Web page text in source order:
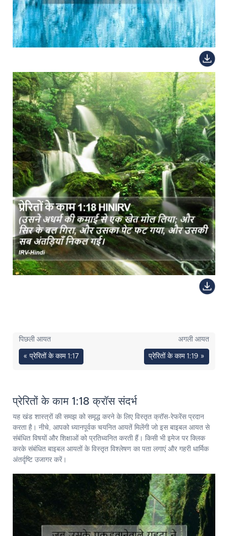
पिछली आयत
« प्रेरितों के काम 1:17
अगली आयत
प्रेरितों के काम 1:19 »
प्रेरितों के काम 1:18 क्रॉस संदर्भ
यह खंड शास्त्रों की समझ को समृद्ध करने के लिए विस्तृत क्रॉस-रेफरेंस प्रदान
करता है। नीचे, आपको ध्यानपूर्वक चयनित आयतें मिलेंगी जो इस बाइबल आयत से
संबंधित विषयों और शिक्षाओं को प्रतिध्वनित करती हैं। किसी भी इमेज पर क्लिक
करके संबंधित बाइबल आयतों के विस्तृत विश्लेषण का पता लगाएं और गहरी धार्मिक
अंतर्दृष्टि उजागर करें।